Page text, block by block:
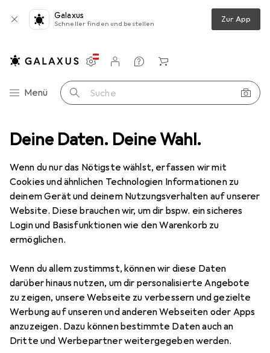
Deine Daten. Deine Wahl.
Wenn du nur das Nötigste wählst, erfassen wir mit
Cookies und ähnlichen Technologien Informationen zu
deinem Gerät und deinem Nutzungsverhalten auf unserer
Website. Diese brauchen wir, um dir bspw. ein sicheres
Login und Basisfunktionen wie den Warenkorb zu
ermöglichen.
Wenn du allem zustimmst, können wir diese Daten
darüber hinaus nutzen, um dir personalisierte Angebote
zu zeigen, unsere Webseite zu verbessern und gezielte
Werbung auf unseren und anderen Webseiten oder Apps
anzuzeigen. Dazu können bestimmte Daten auch an
Dritte und Werbepartner weitergegeben werden.
Galaxus
Schneller finden und bestellen Zur App
Navigation nach Kategorien
Menü Suche
Einstellungen
Kundenkonto
Vergleichslisten
Merklisten
Warenkorb
Wohnen Badaccessoires Badaufbewahrung
Badaufbewahrung
Produkte Forum